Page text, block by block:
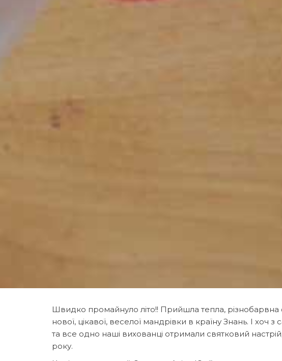
Швидко промайнуло літо!! Прийшла тепла, різнобарвна
нової, цікавої, веселої мандрівки в країну Знань. І хоч
та все одно наші вихованці отримали святковий
року.